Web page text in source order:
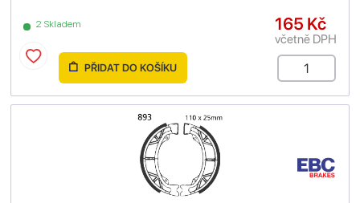
2 Skladem 165 Kč
včetně DPH
PŘIDAT DO KOŠÍKU